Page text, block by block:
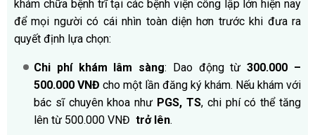
khám chữa bệnh trĩ tại các bệnh viện công lập lớn hiện nay
để mọi người có cái nhìn toàn diện hơn trước khi đưa ra
quyết định lựa chọn:
Chi phí khám lâm sàng: Dao động từ300.000 –
500.000 VNĐ cho một lần đăng ký khám. Nếu khám với
bác sĩ chuyên khoa như PGS, TS, chi phí có thể tăng
lên từ 500.000 VNĐ trở lên.